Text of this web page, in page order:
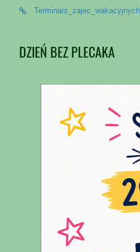
DZIEŃ BEZ PLECAKA